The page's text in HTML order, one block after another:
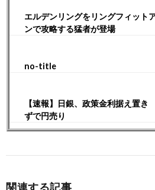
エルデンリングをリングフィット
ンで攻略する猛者が登場
no-title
【速報】日銀、政策金利据え置
ずで円売り
関連する記事